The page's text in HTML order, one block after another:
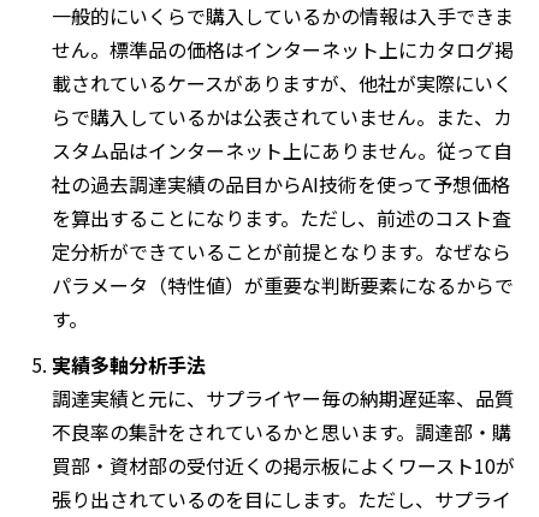
一般的にいくらで購入しているかの情報は入手できま
せん。標準品の価格はインターネット上にカタログ掲
載されているケースがありますが、他社が実際にいく
らで購入しているかは公表されていません。また、カ
スタム品はインターネット上にありません。従って自
社の過去調達実績の品目からAI技術を使って予想価格
を算出することになります。ただし、前述のコスト査
定分析ができていることが前提となります。なぜなら
パラメータ（特性値）が重要な判断要素になるからで
す。
実績多軸分析手法
調達実績と元に、サプライヤー毎の納期遅延率、品質
不良率の集計をされているかと思います。調達部・購
買部・資材部の受付近くの掲示板によくワースト10が
張り出されているのを目にします。ただし、サプライ